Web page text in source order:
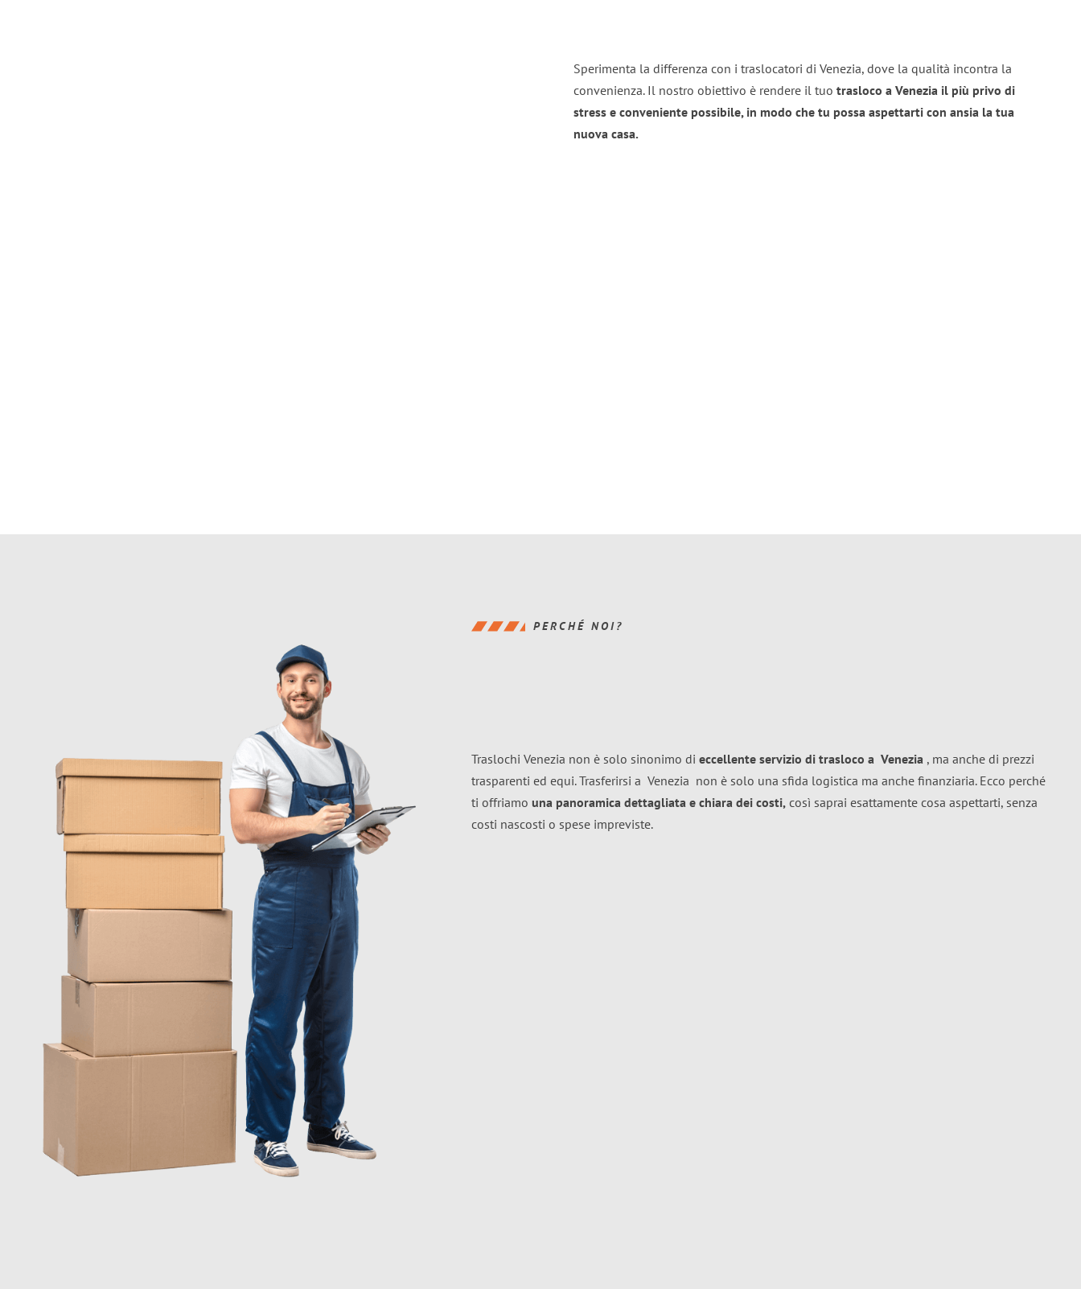
Sperimenta la differenza con i traslocatori di Venezia, dove la qualità incontra la
convenienza. Il nostro obiettivo è rendere il tuo trasloco a Venezia il più privo di
stress e conveniente possibile, in modo che tu possa aspettarti con ansia la tua
nuova casa.
PERCHÉ NOI?
Traslochi Venezia non è solo sinonimo di eccellente servizio di trasloco a Venezia , ma anche di prezzi
trasparenti ed equi. Trasferirsi a Venezia non è solo una sfida logistica ma anche finanziaria. Ecco perché
ti offriamo una panoramica dettagliata e chiara dei costi, così saprai esattamente cosa aspettarti, senza
costi nascosti o spese impreviste.